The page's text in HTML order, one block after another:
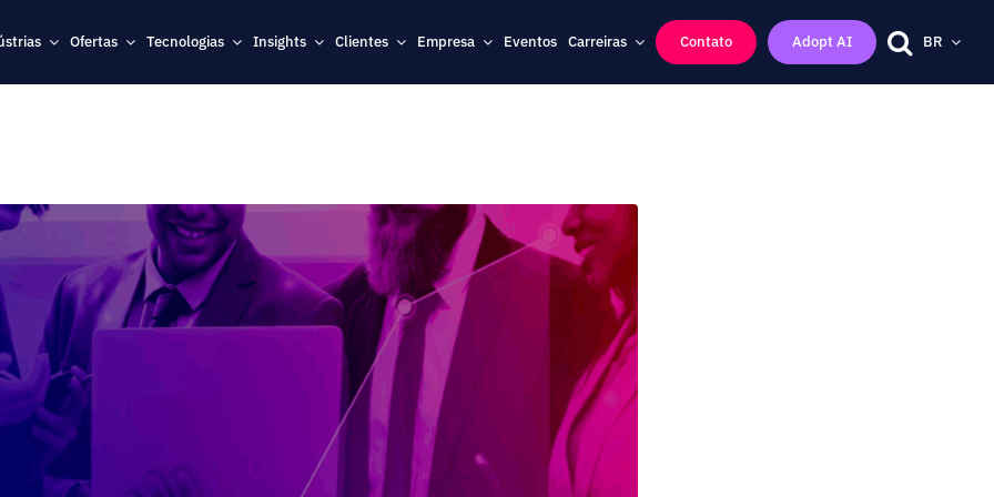
Ofertas Tecnologias Insights Clientes Empresa Eventos Carreiras Contato Adopt AI BR